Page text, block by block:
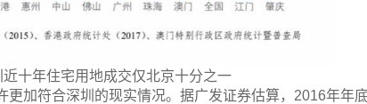
近十年住宅用地成交仅北京十分之一
加符合深圳的现实情况。据广发证券估算，2016年年底